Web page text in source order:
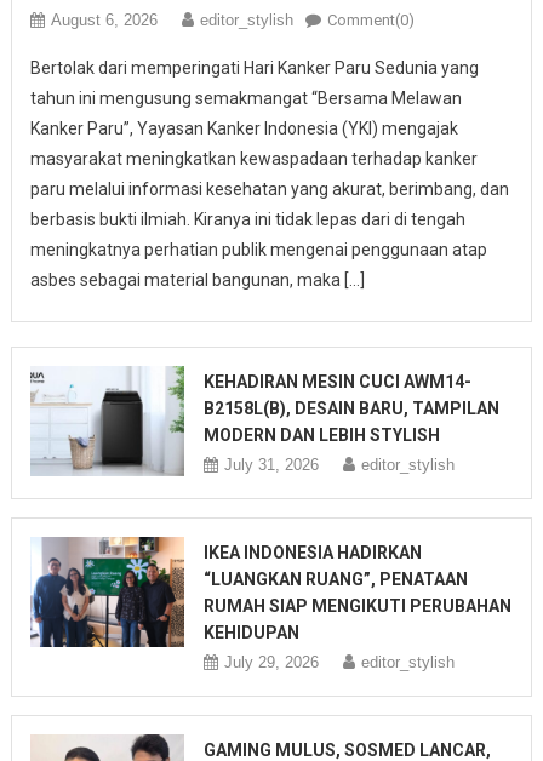
August 6, 2026 editor_stylish Comment(0)
Bertolak dari memperingati Hari Kanker Paru Sedunia yang
tahun ini mengusung semakmangat “Bersama Melawan
Kanker Paru”, Yayasan Kanker Indonesia (YKI) mengajak
masyarakat meningkatkan kewaspadaan terhadap kanker
paru melalui informasi kesehatan yang akurat, berimbang, dan
berbasis bukti ilmiah. Kiranya ini tidak lepas dari di tengah
meningkatnya perhatian publik mengenai penggunaan atap
asbes sebagai material bangunan, maka […]
KEHADIRAN MESIN CUCI AWM14-
B2158L(B), DESAIN BARU, TAMPILAN
MODERN DAN LEBIH STYLISH
July 31, 2026 editor_stylish
IKEA INDONESIA HADIRKAN
“LUANGKAN RUANG”, PENATAAN
RUMAH SIAP MENGIKUTI PERUBAHAN
KEHIDUPAN
July 29, 2026 editor_stylish
GAMING MULUS, SOSMED LANCAR,